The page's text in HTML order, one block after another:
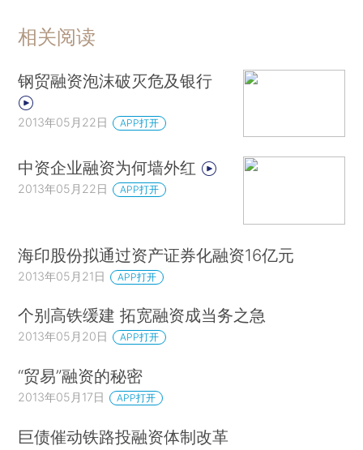
相关阅读
钢贸融资泡沫破灭危及银行
2013年05月22日 APP打开
中资企业融资为何墙外红
2013年05月22日 APP打开
海印股份拟通过资产证券化融资16亿元
2013年05月21日 APP打开
个别高铁缓建 拓宽融资成当务之急
2013年05月20日 APP打开
“贸易”融资的秘密
2013年05月17日 APP打开
巨债催动铁路投融资体制改革